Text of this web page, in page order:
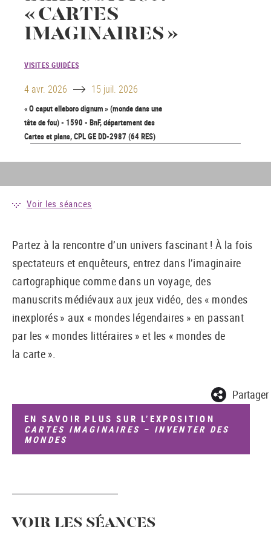
« CARTES
IMAGINAIRES »
VISITES GUIDÉES
4 avr. 2026 Until 15 juil. 2026
« O caput elleboro dignum » (monde dans une
tête de fou) - 1590 - BnF, département des
Cartes et plans, CPL GE DD-2987 (64 RES)
Voir les séances
Partez à la rencontre d’un univers fascinant ! À la fois
spectateurs et enquêteurs, entrez dans l’imaginaire
cartographique comme dans un voyage, des
manuscrits médiévaux aux jeux vidéo, des « mondes
inexplorés » aux « mondes légendaires » en passant
par les « mondes littéraires » et les « mondes de
la carte ».
Partager
EN SAVOIR PLUS SUR L’EXPOSITION
CARTES IMAGINAIRES – INVENTER DES
MONDES
VOIR LES SÉANCES